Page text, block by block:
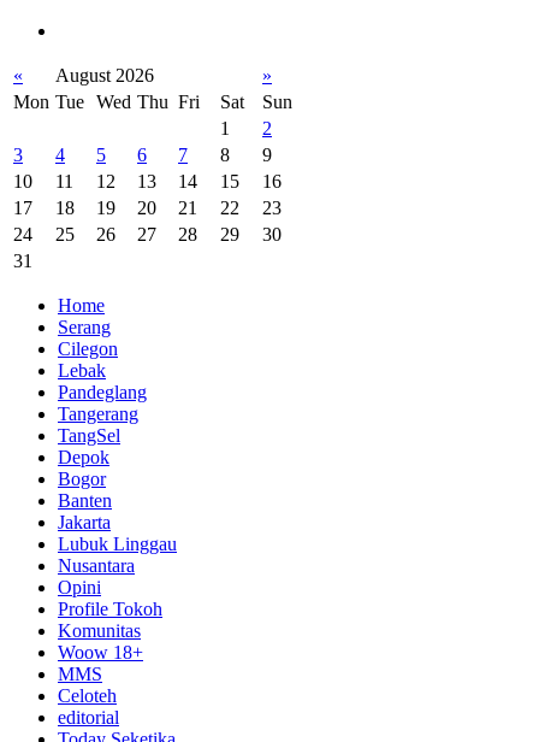
« August 2026
»
Mon Tue Wed Thu Fri Sat
Sun
1
2
3
4 5 6 7 8
9
10
11 12 13 14 15
16
17
18 19 20 21 22
23
24
25 26 27 28 29
30
31
Home
Serang
Cilegon
Lebak
Pandeglang
Tangerang
TangSel
Depok
Bogor
Banten
Jakarta
Lubuk Linggau
Nusantara
Opini
Profile Tokoh
Komunitas
Woow 18+
MMS
Celoteh
editorial